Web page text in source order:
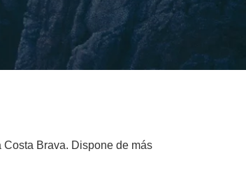
Brava. Dispone de más